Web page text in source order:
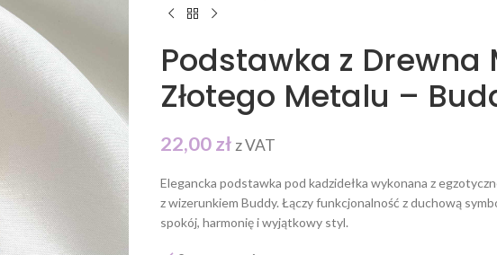
Podstawka z Drewna
Złotego Metalu –
22,00zł z VAT
Elegancka podstawka pod kadzidełka wykonana z
z wizerunkiem Buddy. Łączy funkcjonalność z duchową
spokój, harmonię i wyjątkowy styl.